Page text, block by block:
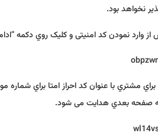
نخواهد بود.
مشتري با عنوان کد احراز امتا براي
صفحه بعدي هدایت می شود.